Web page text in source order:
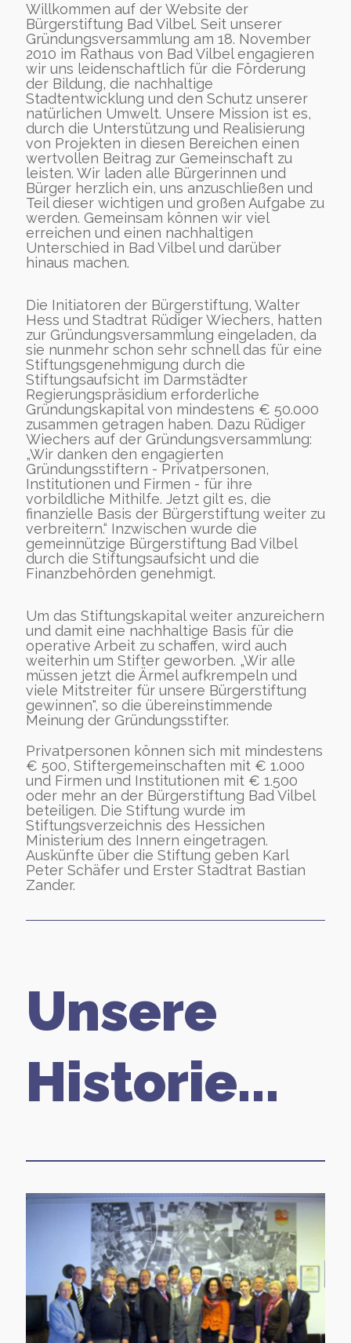
Willkommen auf der Website der
Bürgerstiftung Bad Vilbel. Seit unserer
Gründungsversammlung am 18. November
2010 im Rathaus von Bad Vilbel engagieren
wir uns leidenschaftlich für die Förderung
der Bildung, die nachhaltige
Stadtentwicklung und den Schutz unserer
natürlichen Umwelt. Unsere Mission ist es,
durch die Unterstützung und Realisierung
von Projekten in diesen Bereichen einen
wertvollen Beitrag zur Gemeinschaft zu
leisten. Wir laden alle Bürgerinnen und
Bürger herzlich ein, uns anzuschließen und
Teil dieser wichtigen und großen Aufgabe zu
werden. Gemeinsam können wir viel
erreichen und einen nachhaltigen
Unterschied in Bad Vilbel und darüber
hinaus machen.
Die Initiatoren der Bürgerstiftung, Walter
Hess und Stadtrat Rüdiger Wiechers, hatten
zur Gründungsversammlung eingeladen, da
sie nunmehr schon sehr schnell das für eine
Stiftungsgenehmigung durch die
Stiftungsaufsicht im Darmstädter
Regierungspräsidium erforderliche
Gründungskapital von mindestens € 50.000
zusammen getragen haben. Dazu Rüdiger
Wiechers auf der Gründungsversammlung:
„Wir danken den engagierten
Gründungsstiftern - Privatpersonen,
Institutionen und Firmen - für ihre
vorbildliche Mithilfe. Jetzt gilt es, die
finanzielle Basis der Bürgerstiftung weiter zu
verbreitern.“ Inzwischen wurde die
gemeinnützige Bürgerstiftung Bad Vilbel
durch die Stiftungsaufsicht und die
Finanzbehörden genehmigt.
Um das Stiftungskapital weiter anzureichern
und damit eine nachhaltige Basis für die
operative Arbeit zu schaffen, wird auch
weiterhin um Stifter geworben. „Wir alle
müssen jetzt die Ärmel aufkrempeln und
viele Mitstreiter für unsere Bürgerstiftung
gewinnen", so die übereinstimmende
Meinung der Gründungsstifter.
Privatpersonen können sich mit mindestens
€ 500, Stiftergemeinschaften mit € 1.000
und Firmen und Institutionen mit € 1.500
oder mehr an der Bürgerstiftung Bad Vilbel
beteiligen. Die Stiftung wurde im
Stiftungsverzeichnis des Hessichen
Ministerium des Innern eingetragen.
Auskünfte über die Stiftung geben Karl
Peter Schäfer und Erster Stadtrat Bastian
Zander.
Unsere
Historie...